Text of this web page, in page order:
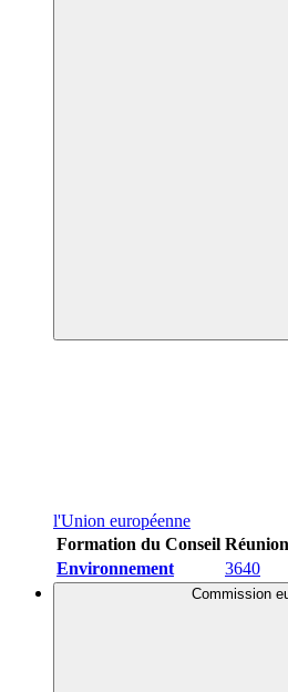
l'Union européenne
Formation du Conseil
Environnement
3640
Commission